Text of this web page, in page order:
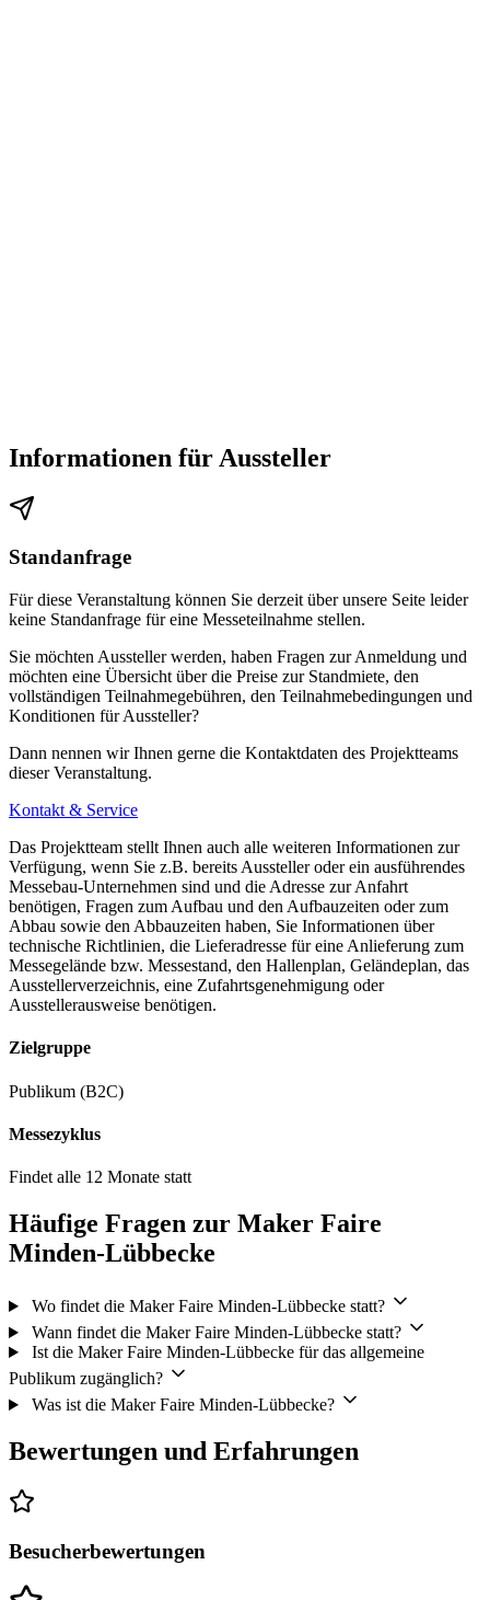
Informationen für Aussteller
Standanfrage
Für diese Veranstaltung können Sie derzeit über unsere Seite leider
keine Standanfrage für eine Messeteilnahme stellen.
Sie möchten Aussteller werden, haben Fragen zur Anmeldung und
möchten eine Übersicht über die Preise zur Standmiete, den
vollständigen Teilnahmegebühren, den Teilnahmebedingungen und
Konditionen für Aussteller?
Dann nennen wir Ihnen gerne die Kontaktdaten des Projektteams
dieser Veranstaltung.
Kontakt & Service
Das Projektteam stellt Ihnen auch alle weiteren Informationen zur
Verfügung, wenn Sie z.B. bereits Aussteller oder ein ausführendes
Messebau-Unternehmen sind und die Adresse zur Anfahrt
benötigen, Fragen zum Aufbau und den Aufbauzeiten oder zum
Abbau sowie den Abbauzeiten haben, Sie Informationen über
technische Richtlinien, die Lieferadresse für eine Anlieferung zum
Messegelände bzw. Messestand, den Hallenplan, Geländeplan, das
Ausstellerverzeichnis, eine Zufahrtsgenehmigung oder
Ausstellerausweise benötigen.
Zielgruppe
Publikum (B2C)
Messezyklus
Findet alle 12 Monate statt
Häufige Fragen zur Maker Faire
Minden-Lübbecke
Wo findet die Maker Faire Minden-Lübbecke statt?
Wann findet die Maker Faire Minden-Lübbecke statt?
Ist die Maker Faire Minden-Lübbecke für das allgemeine
Publikum zugänglich?
Was ist die Maker Faire Minden-Lübbecke?
Bewertungen und Erfahrungen
Besucherbewertungen